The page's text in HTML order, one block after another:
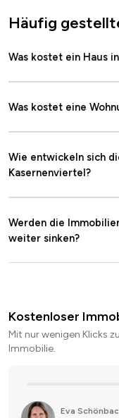
Häufig
Was kostet ein Haus
Was kostet eine
Wie entwickeln sich
Kasernenviertel?
Werden die
weiter sinken?
Kostenloser
Mit nur wenigen Klicks
Immobilie.